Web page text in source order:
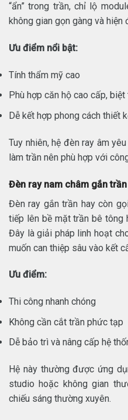
“ẩn” trong trần, chỉ lộ
không gian gọn gàng và hiện
Ưu điểm nổi bật:
Tính thẩm mỹ cao
Phù hợp căn hộ cao cấp,
Dễ kết hợp phong cách thiết
Tuy nhiên, hệ đèn ray âm
làm trần nên phù hợp với
Đèn ray nam châm gắn trần
Đèn ray gắn trần hay còn
tiếp lên bề mặt trần bê tông
Đây là giải pháp linh hoạt
muốn can thiệp sâu vào kết
Ưu điểm:
Thi công nhanh chóng
Không cần cắt trần phức tạp
Dễ bảo trì và nâng cấp hệ
Hệ này thường được ứng
studio hoặc không gian
chiếu sáng thường xuyên.